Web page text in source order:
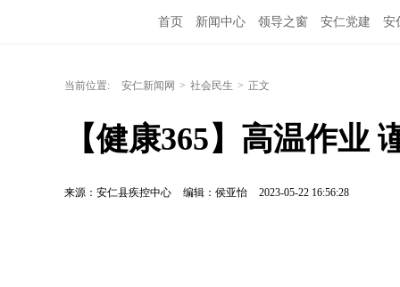
首页 新闻中心 领导之窗 安仁党建 安
当前位置: 安仁新闻网 > 社会民生 > 正文
【健康365】高温作业
来源：安仁县疾控中心 编辑：侯亚怡 2023-05-22 16:56:28